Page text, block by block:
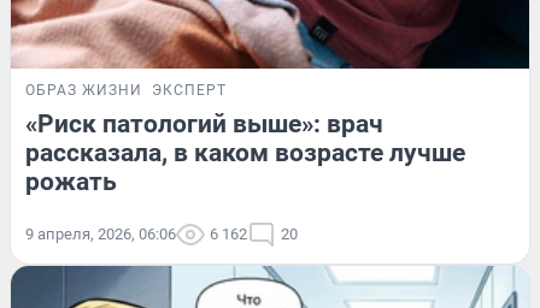
ОБРАЗ ЖИЗНИ ЭКСПЕРТ
«Риск патологий выше»: врач
рассказала, в каком возрасте лучше
рожать
9 апреля, 2026, 06:06 6 162 20